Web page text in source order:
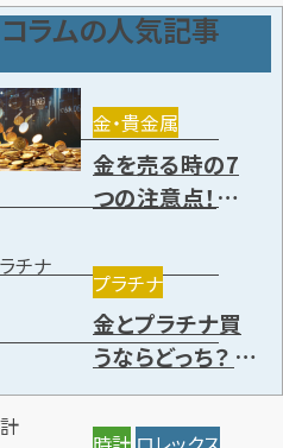
コラムの人気記事
金・貴金属
金を売る時の7
つの注意点！売り
きる種類を解説
プラチナ
金とプラチナ買
うならどっち？ 特
徴や価値の違
い・今後の資産